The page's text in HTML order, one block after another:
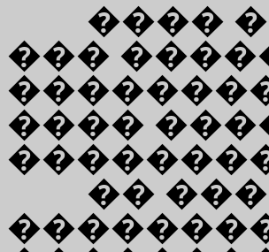
����
���
����
��